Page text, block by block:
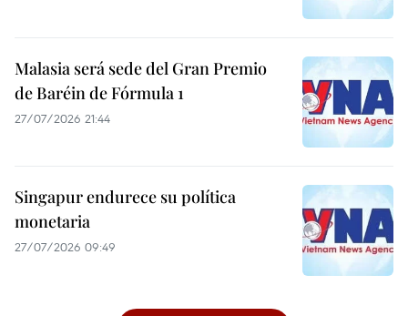
Malasia será sede del Gran Premio
de Baréin de Fórmula 1
27/07/2026 21:44
Singapur endurece su política
monetaria
27/07/2026 09:49